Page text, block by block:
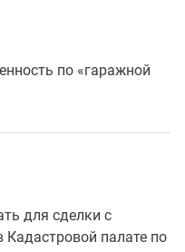
по «гаражной
для сделки с
палате по